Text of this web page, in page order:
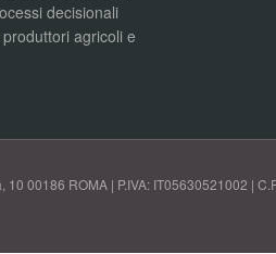
decisionali
agricoli e
00186 ROMA | P.IVA: IT05630521002 |